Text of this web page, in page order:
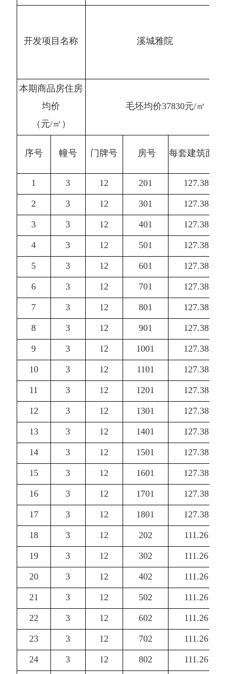
开发项目名称 溪城雅院
本期商品房住房
均价
（元/㎡）
毛坯均价37830元/㎡，
序号 幢号 门牌号 房号 每套建筑面积
1 3 12 201 127.38
2 3 12 301 127.38
3 3 12 401 127.38
4 3 12 501 127.38
5 3 12 601 127.38
6 3 12 701 127.38
7 3 12 801 127.38
8 3 12 901 127.38
9 3 12 1001 127.38
10 3 12 1101 127.38
11 3 12 1201 127.38
12 3 12 1301 127.38
13 3 12 1401 127.38
14 3 12 1501 127.38
15 3 12 1601 127.38
16 3 12 1701 127.38
17 3 12 1801 127.38
18 3 12 202 111.26
19 3 12 302 111.26
20 3 12 402 111.26
21 3 12 502 111.26
22 3 12 602 111.26
23 3 12 702 111.26
24 3 12 802 111.26